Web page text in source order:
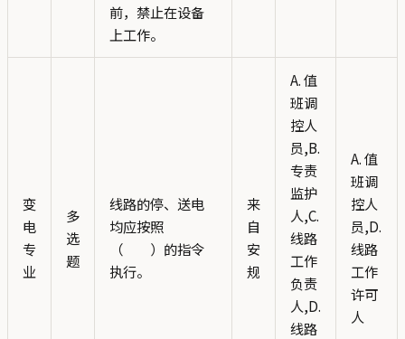
前，禁止在设备
上工作。
变
电
专
业
多
选
题
线路的停、送电
均应按照
（ ）的指令
执行。
来
自
安
规
A. 值
班调
控人
员,B.
专责
监护
人,C.
线路
工作
负责
人,D.
线路
A. 值
班调
控人
员,D.
线路
工作
许可
人